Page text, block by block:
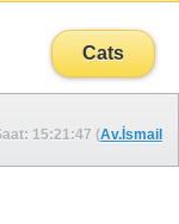
Cats
15:21:47 (Av.İsmail